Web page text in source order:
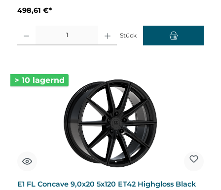
498,61 €*
Stück
> 10 lagernd
E1 FL Concave 9,0x20 5x120 ET42 Highgloss Black